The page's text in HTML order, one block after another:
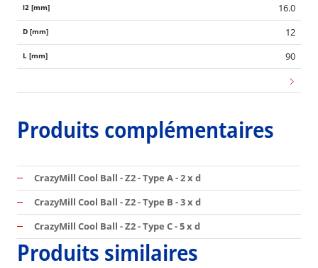
16.0
12
90
Produits complémentaires
CrazyMill Cool Ball - Z2 - Type A - 2 x d
CrazyMill Cool Ball - Z2 - Type B - 3 x d
CrazyMill Cool Ball - Z2 - Type C - 5 x d
Produits similaires